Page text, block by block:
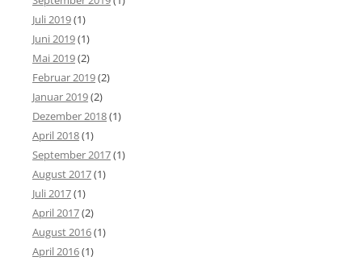
Juli 2019(1)
Juni 2019(1)
Mai 2019(2)
Februar 2019(2)
Januar 2019(2)
Dezember 2018(1)
April 2018(1)
September 2017(1)
August 2017(1)
Juli 2017(1)
April 2017(2)
August 2016(1)
April 2016(1)